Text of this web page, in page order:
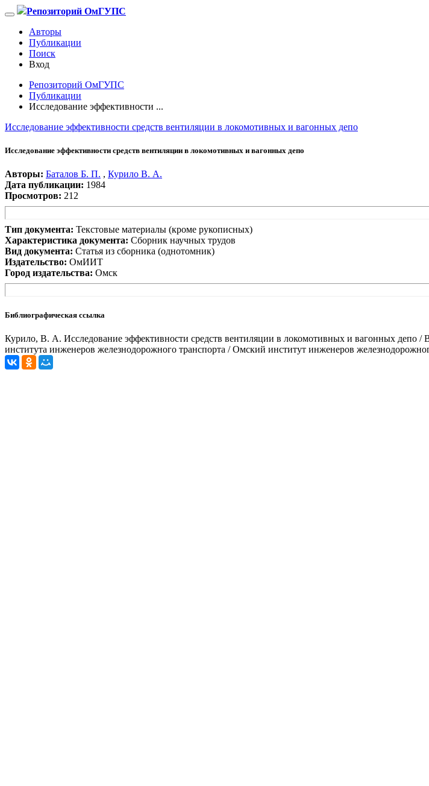
Репозиторий ОмГУПС
Авторы
Публикации
Поиск
Вход
Репозиторий ОмГУПС
Публикации
Исследование эффективности ...
Исследование эффективности средств вентиляции в локомотивных и вагонных депо
Исследование эффективности средств вентиляции в локомотивных и вагонных депо
Авторы: Баталов Б. П. , Курило В. А.
Дата публикации: 1984
Просмотров: 212
Тип документа: Текстовые материалы (кроме рукописных)
Характеристика документа: Сборник научных трудов
Вид документа: Статья из сборника (однотомник)
Издательство: ОмИИТ
Город издательства: Омск
Библиографическая ссылка
Курило, В. А. Исследование эффективности средств вентиляции в локомотивных и вагонных депо
института инженеров железнодорожного транспорта / Омский институт инженеров